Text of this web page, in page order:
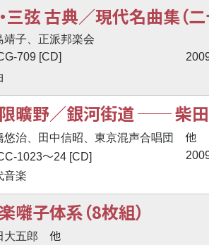
三弦 古典／現代名曲集（二
靖子、正派邦楽会
709 [CD]
曠野／銀河街道──柴
悠治、田中信昭、東京混声合唱団 他
1023〜24 [CD]
音楽
囃子体系（8枚組）
大五郎 他